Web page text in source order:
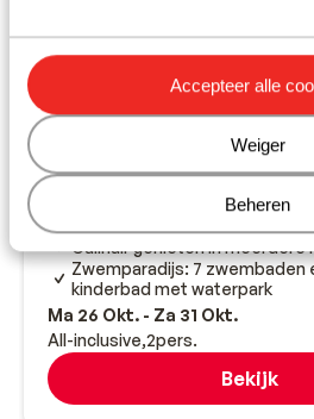
Accepteer alle
Weiger
Beheren
Hotel Nana Golden
Culinair genieten in meerdere
Zwemparadijs: 7 zwembaden
kinderbad met waterpark
Ma 26 Okt. - Za 31 Okt.
All-inclusive 2pers.
Bekijk